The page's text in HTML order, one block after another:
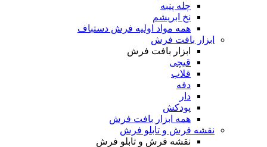
چله پنبه
نخ ابریشم
همه مواد اولیه فرش دستباف
ابزار بافت فرش
ابزار بافت فرش
قیچی
قلاب
دفه
دار
پودکش
همه ابزار بافت فرش
نقشه فرش و تابلو فرش
نقشه فرش و تابلو فرش